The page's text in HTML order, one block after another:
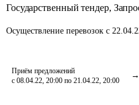
Государственный тендер,
Осуществление перевозок с
Приём предложений
с 08.04.22, 20:00 по 21.04.22, 20:00